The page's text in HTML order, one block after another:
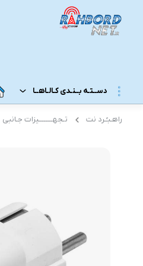
دســتـه بــنـدی کـالـاهــا
مــودم 3G/4G/5G/TD-LTE
مــــحـصـولات هــــــمــراه اول
مـــــــحـصــولات رایـــــــتـــــــل
راهـبـُـرد نت تـجهــــــــیزات جـانبی